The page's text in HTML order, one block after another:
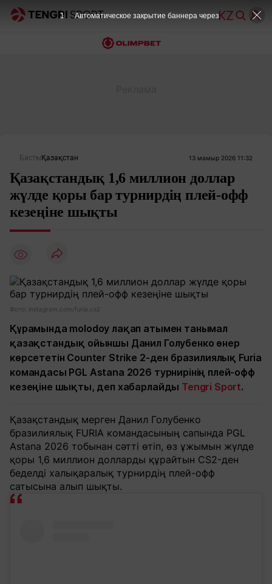
Басты Қазақстан 13 мамыр 2026 11:32
Қазақстандық 1,6 миллион доллар
жүлде қоры бар турнирдің плей-офф
кезеңіне шықты
Фото: instagram.com/furia.cs2
Құрамында molodoy лақап атымен танымал
қазақстандық ойыншы Данил Голубенко өнер
көрсететін Counter Strike 2-ден бразилиялық Furia
командасы PGL Astana 2026 турнирінің плей-офф
кезеңіне шықты, деп хабарлайды Tengri Sport.
Қазақстандық мерген Данил Голубенко
бразилиялық FURIA командасының сапында PGL
Astana 2026 тобынан сәтті өтіп, өз ұжымын жүлде
қоры 1,6 миллион долларды құрайтын CS2-ден
беделді халықаралық турнирдің плей-офф
сатысына алып шықты.